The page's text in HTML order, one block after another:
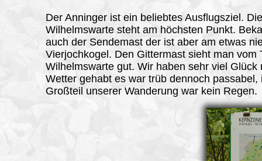
Der Anninger ist ein beliebtes Ausflugsziel.
Wilhelmswarte steht am höchsten Punkt.
auch der Sendemast der ist aber am etwas
Vierjochkogel. Den Gittermast sieht man vom
Wilhelmswarte gut. Wir haben sehr viel Glück
Wetter gehabt es war trüb dennoch passabel,
Großteil unserer Wanderung war kein Regen.